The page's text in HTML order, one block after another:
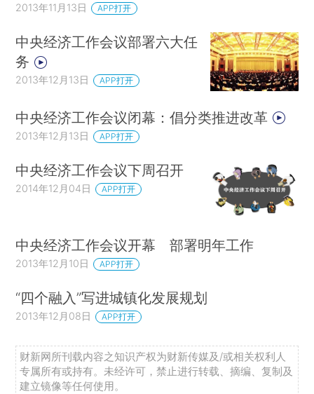
2013年11月13日 APP打开
中央经济工作会议部署六大任
务
2013年12月13日 APP打开
中央经济工作会议闭幕：倡分类推进改革
2013年12月13日 APP打开
中央经济工作会议下周召开
2014年12月04日 APP打开
中央经济工作会议开幕 部署明年工作
2013年12月10日 APP打开
“四个融入”写进城镇化发展规划
2013年12月08日 APP打开
财新网所刊载内容之知识产权为财新传媒及/或相关权利人
专属所有或持有。未经许可，禁止进行转载、摘编、复制及
建立镜像等任何使用。